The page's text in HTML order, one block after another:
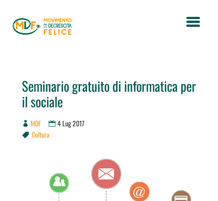
Seminario gratuito di informatica per
il sociale
MDF 4 Lug 2017
 Cultura